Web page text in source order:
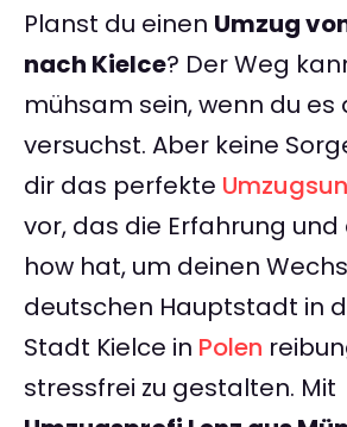
Planst du einen Umzug
nach Kielce? Der Weg
mühsam sein, wenn du es
versuchst. Aber keine
dir das perfekte
vor, das die Erfahrung
how hat, um deinen
deutschen Hauptstadt in
Stadt Kielce in Polen
stressfrei zu gestalten. Mit